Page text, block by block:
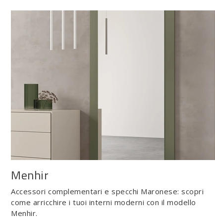
Menhir
Accessori complementari e specchi Maronese: scopri
come arricchire i tuoi interni moderni con il modello
Menhir.